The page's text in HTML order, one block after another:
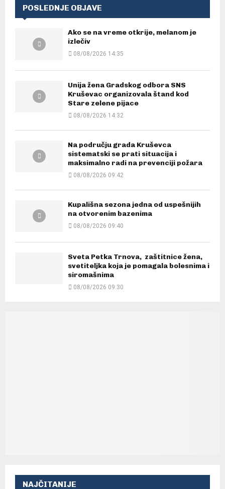
POSLEDNJE OBJAVE
Ako se na vreme otkrije, melanom je
izlečiv
08/08/2026 14:35
Unija žena Gradskog odbora SNS
Kruševac organizovala štand kod
Stare zelene pijace
08/08/2026 14:32
Na području grada Kruševca
sistematski se prati situacija i
maksimalno radi na prevenciji požara
08/08/2026 09:42
Kupališna sezona jedna od uspešnijih
na otvorenim bazenima
08/08/2026 09:40
Sveta Petka Trnova, zaštitnice žena,
svetiteljka koja je pomagala bolesnima i
siromašnima
08/08/2026 09:30
NAJČITANIJE